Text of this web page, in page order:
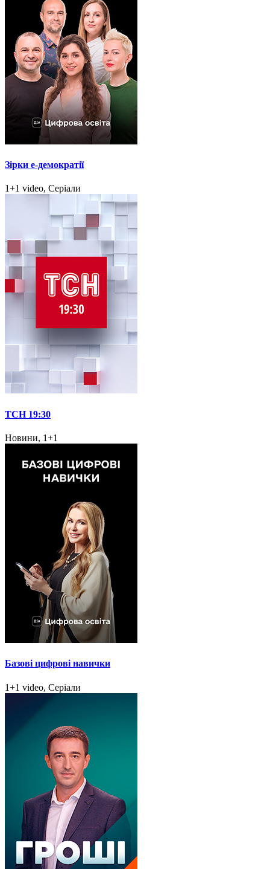
Зірки e-демократії
1+1 video, Серіали
ТСН 19:30
Новини, 1+1
Базові цифрові навички
1+1 video, Серіали